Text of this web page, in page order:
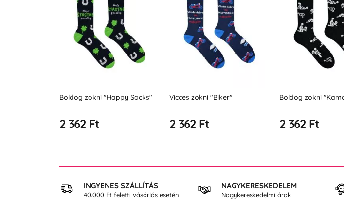
zokni "Happy Socks" Vicces zokni "Biker"
2 362 Ft
Boldog zokni "Kamasutra"
2 362 Ft
Boldog
2 362
INGYENES SZÁLLÍTÁS
40.000 Ft feletti vásárlás esetén
NAGYKERESKEDELEM
Nagykereskedelmi árak